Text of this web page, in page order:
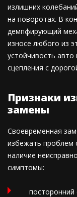
излишних
на поворотах. В
демпфирующий
износе любого из
устойчивость авто
сцепления с
Признаки
замены
Своевременная
избежать проблем
наличие
симптомы:
посторонний